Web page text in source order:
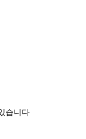
습니다